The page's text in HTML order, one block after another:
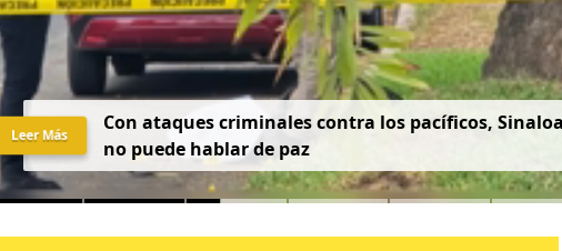
Con ataques criminales contra los pacíficos, Sinaloa
no puede hablar de paz
Leer Más